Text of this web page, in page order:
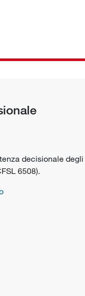
decisionale degli
6508).